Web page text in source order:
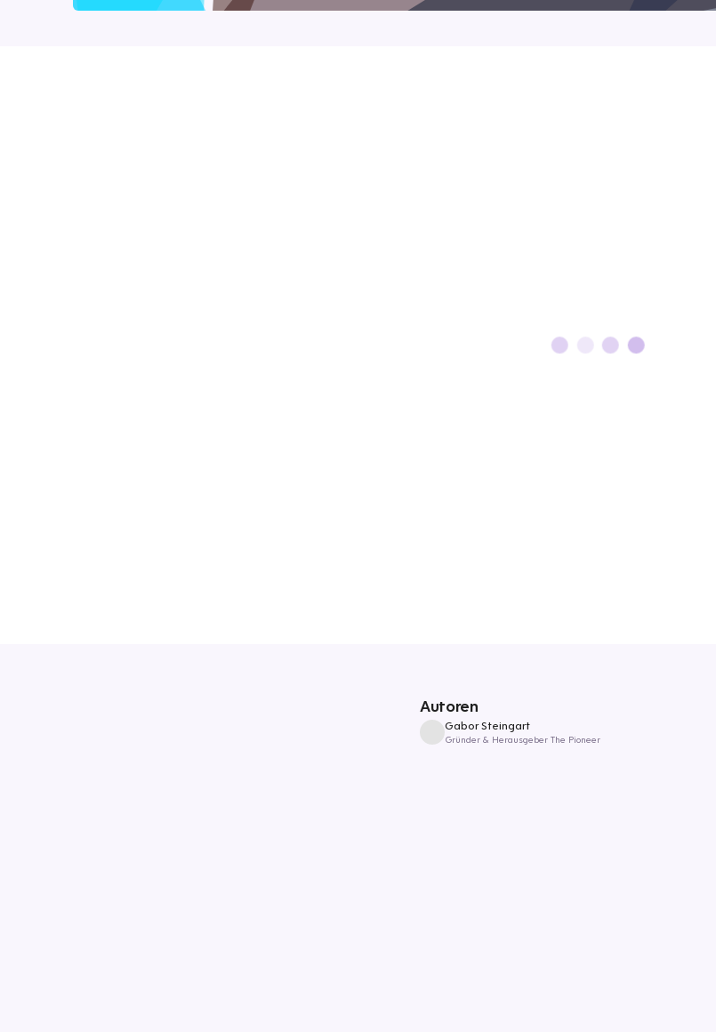
Autoren
Gabor Steingart
Gründer & Herausgeber The Pioneer